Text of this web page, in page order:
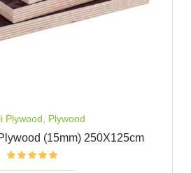
Plywood Plywood
(15mm) 250X125cm